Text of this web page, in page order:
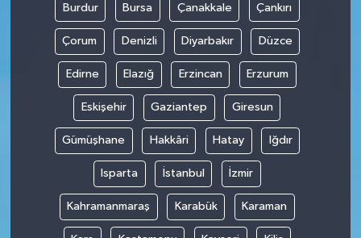
Burdur Bursa Çanakkale Çankırı
Çorum Denizli Diyarbakır Düzce
Edirne Elazığ Erzincan Erzurum
Eskişehir Gaziantep Giresun
Gümüşhane Hakkâri Hatay Iğdır
Isparta İstanbul İzmir
Kahramanmaraş Karabük Karaman